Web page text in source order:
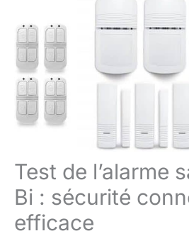
Test de l’alarme
Bi : sécurité
efficace